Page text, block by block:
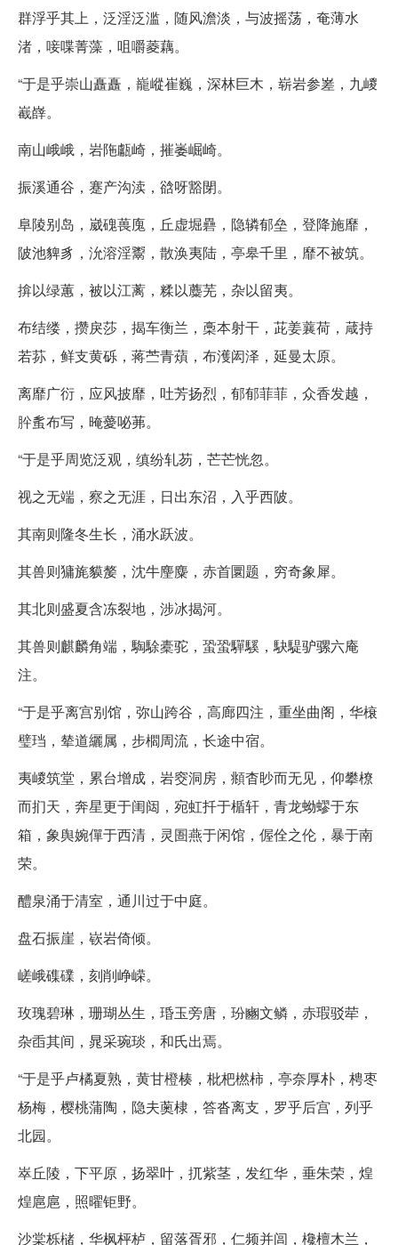
群浮乎其上，泛淫泛滥，随风澹淡，与波摇荡，奄薄水
渚，唼喋菁藻，咀嚼菱藕。
“于是乎崇山矗矗，巃嵷崔巍，深林巨木，崭岩参嵳，九嵕
嶻嶭。
南山峨峨，岩陁甗崎，摧崣崛崎。
振溪通谷，蹇产沟渎，谽呀豁閕。
阜陵别岛，崴磈葨廆，丘虚堀礨，隐辚郁垒，登降施靡，
陂池貏豸，沇溶淫鬻，散涣夷陆，亭皋千里，靡不被筑。
揜以绿蕙，被以江蓠，糅以蘪芜，杂以留夷。
布结缕，攒戾莎，揭车衡兰，槀本射干，茈姜蘘荷，葴持
若荪，鲜支黄砾，蒋苎青薠，布濩闳泽，延曼太原。
离靡广衍，应风披靡，吐芳扬烈，郁郁菲菲，众香发越，
肸蚃布写，晻薆咇茀。
“于是乎周览泛观，缜纷轧芴，芒芒恍忽。
视之无端，察之无涯，日出东沼，入乎西陂。
其南则隆冬生长，涌水跃波。
其兽则㺎旄貘嫠，沈牛麈麋，赤首圜题，穷奇象犀。
其北则盛夏含冻裂地，涉冰揭河。
其兽则麒麟角端，騊駼橐驼，蛩蛩驒騱，駃騠驴骡六庵
注。
“于是乎离宫别馆，弥山跨谷，高廊四注，重坐曲阁，华榱
璧珰，辇道纚属，步櫩周流，长途中宿。
夷嵕筑堂，累台增成，岩窔洞房，頫杳眇而无见，仰攀橑
而扪天，奔星更于闺闼，宛虹扦于楯轩，青龙蚴蟉于东
箱，象舆婉僤于西清，灵圄燕于闲馆，偓佺之伦，暴于南
荣。
醴泉涌于清室，通川过于中庭。
盘石振崖，嵚岩倚倾。
嵯峨磼礏，刻削峥嵘。
玫瑰碧琳，珊瑚丛生，琘玉旁唐，玢豳文鳞，赤瑕驳荦，
杂臿其间，晁采琬琰，和氏出焉。
“于是乎卢橘夏熟，黄甘橙楱，枇杷橪柿，亭奈厚朴，梬枣
杨梅，樱桃蒲陶，隐夫薁棣，答沓离支，罗乎后宫，列乎
北园。
崒丘陵，下平原，扬翠叶，扤紫茎，发红华，垂朱荣，煌
煌扈扈，照曜钜野。
沙棠栎槠，华枫枰栌，留落胥邪，仁频并闾，欃檀木兰，